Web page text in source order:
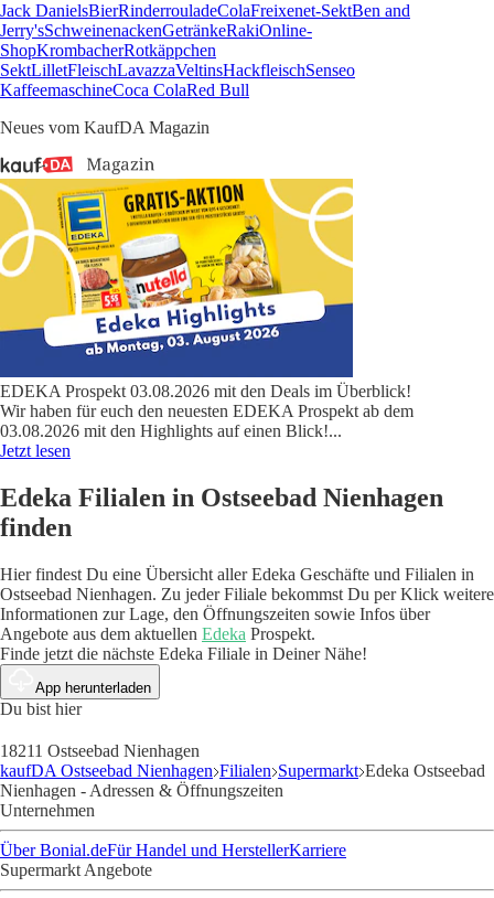
Jack DanielsBierRinderrouladeColaFreixenet-SektBen and
Jerry'sSchweinenackenGetränkeRakiOnline-
ShopKrombacherRotkäppchen
SektLilletFleischLavazzaVeltinsHackfleischSenseo
KaffeemaschineCoca ColaRed Bull
Neues vom KaufDA Magazin
EDEKA Prospekt 03.08.2026 mit den Deals im Überblick!
Wir haben für euch den neuesten EDEKA Prospekt ab dem
03.08.2026 mit den Highlights auf einen Blick!...
Jetzt lesen
Edeka Filialen in Ostseebad Nienhagen
finden
Hier findest Du eine Übersicht aller Edeka Geschäfte und Filialen in
Ostseebad Nienhagen. Zu jeder Filiale bekommst Du per Klick weitere
Informationen zur Lage, den Öffnungszeiten sowie Infos über
Angebote aus dem aktuellen Edeka Prospekt.
Finde jetzt die nächste Edeka Filiale in Deiner Nähe!
App herunterladen
Du bist hier
18211 Ostseebad Nienhagen
kaufDA Ostseebad Nienhagen Filialen Supermarkt Edeka Ostseebad
Nienhagen - Adressen & Öffnungszeiten
Unternehmen
Über Bonial.deFür Handel und HerstellerKarriere
Supermarkt Angebote